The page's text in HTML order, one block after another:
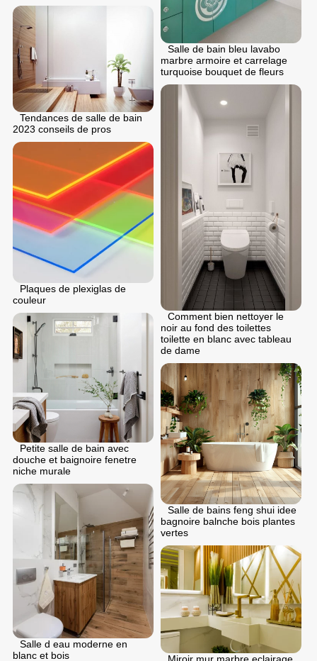
Salle de bain bleu lavabo
marbre armoire et carrelage
turquoise bouquet de fleurs
Tendances de salle de bain
2023 conseils de pros
Comment bien nettoyer le
noir au fond des toilettes
toilette en blanc avec tableau
de dame
Plaques de plexiglas de
couleur
Petite salle de bain avec
douche et baignoire fenetre
niche murale
Salle de bains feng shui idee
bagnoire balnche bois plantes
vertes
Salle d eau moderne en
blanc et bois